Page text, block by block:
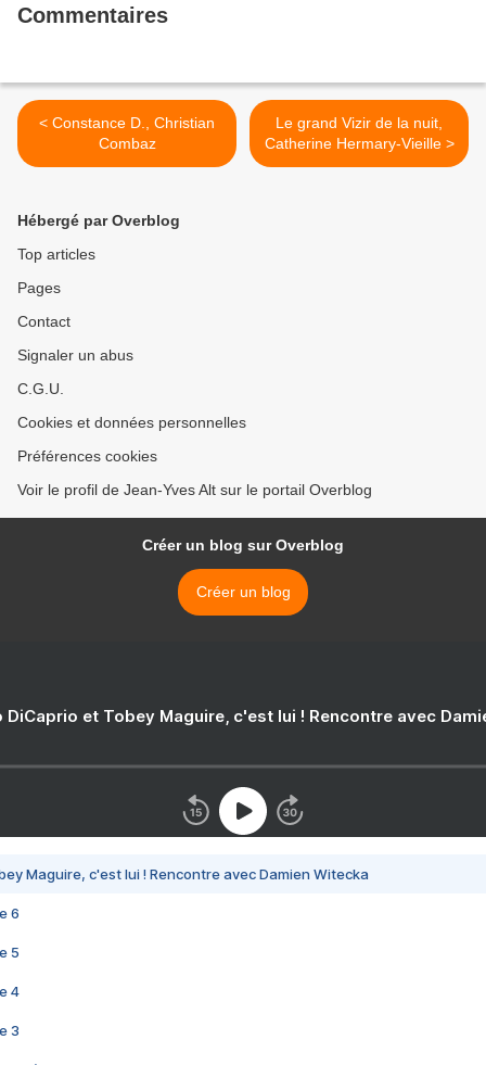
Commentaires
< Constance D., Christian
Combaz
Le grand Vizir de la nuit,
Catherine Hermary-Vieille >
Hébergé par Overblog
Top articles
Pages
Contact
Signaler un abus
C.G.U.
Cookies et données personnelles
Préférences cookies
Voir le profil de Jean-Yves Alt sur le portail Overblog
Créer un blog sur Overblog
Créer un blog
DiCaprio et Tobey Maguire, c'est lui ! Rencontre avec
Maguire, c'est lui ! Rencontre avec Damien Witecka
6
5
4
3